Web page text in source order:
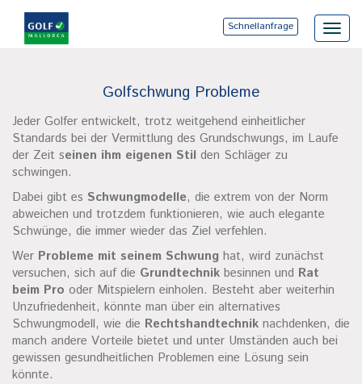
Schnellanfrage
Golfschwung Probleme
Jeder Golfer entwickelt, trotz weitgehend einheitlicher
Standards bei der Vermittlung des Grundschwungs, im Laufe
der Zeit seinen ihm eigenen Stil den Schläger zu
schwingen.
Dabei gibt es Schwungmodelle, die extrem von der Norm
abweichen und trotzdem funktionieren, wie auch elegante
Schwünge, die immer wieder das Ziel verfehlen.
Wer Probleme mit seinem Schwung hat, wird zunächst
versuchen, sich auf die Grundtechnik besinnen und Rat
beim Pro oder Mitspielern einholen. Besteht aber weiterhin
Unzufriedenheit, könnte man über ein alternatives
Schwungmodell, wie die Rechtshandtechnik nachdenken, die
manch andere Vorteile bietet und unter Umständen auch bei
gewissen gesundheitlichen Problemen eine Lösung sein
könnte.